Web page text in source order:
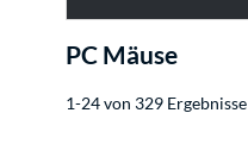
PC Mäuse
1-24 von 329 Ergebnisse